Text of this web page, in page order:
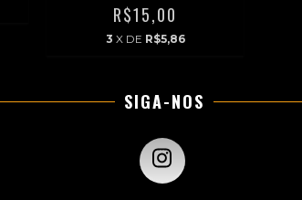
R$15,00
3 X DE R$5,86
SIGA-NOS